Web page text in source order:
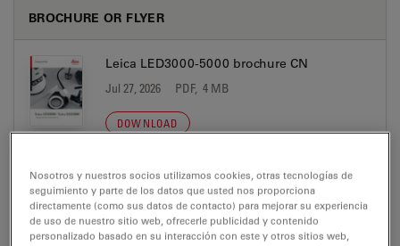
BROCHURE OR FLYER
Leica LED3000-5000 brochure CN
Jul 27, 2026 PDF, 4 MB
DOWNLOAD
Leica LED3000-5000 Brochure DE
Jul 27, 2026 PDF, 4 MB
DOWNLOAD
Nosotros y nuestros socios utilizamos cookies, otras tecnologías de
seguimiento y parte de los datos que usted nos proporciona
directamente (como sus datos de contacto) para mejorar su experiencia
de uso de nuestro sitio web, ofrecerle publicidad y contenido
personalizado basado en su interacción con este y otros sitios web,